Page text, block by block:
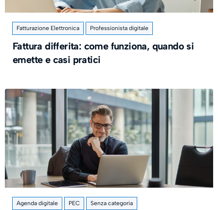
Fatturazione Elettronica Professionista digitale
Fattura differita: come funziona, quando si
emette e casi pratici
Agenda digitale PEC Senza categoria